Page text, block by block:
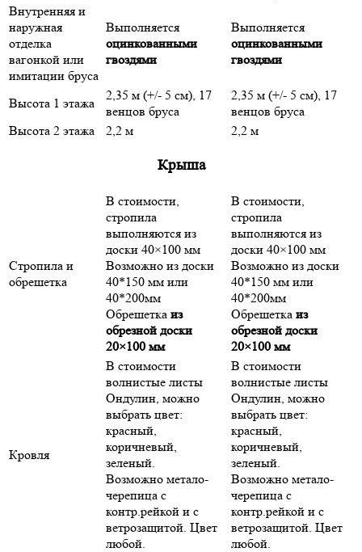
Внутренняя и
наружная
отделка
вагонкой или
имитации бруса
Выполняется
оцинкованными
гвоздями
Выполняется
оцинкованными
гвоздями
Высота 1 этажа
2,35 м (+/- 5 см), 17
венцов бруса
2,35 м (+/- 5 см), 17
венцов бруса
Высота 2 этажа
2,2 м 2,2 м
Крыша
Стропила и
обрешетка
В стоимости,
стропила
выполняются из
доски 40×100 мм
Возможно из доски
40*150 мм или
40*200мм
Обрешетка из
обрезной доски
20×100 мм
В стоимости,
стропила
выполняются из
доски 40×100 мм
Возможно из доски
40*150 мм или
40*200мм
Обрешетка из
обрезной доски
20×100 мм
Кровля
В стоимости
волнистые листы
Ондулин, можно
выбрать цвет:
красный,
коричневый,
зеленый.
Возможно метало-
черепица с
контр.рейкой и с
ветрозащитой. Цвет
любой.
В стоимости
волнистые листы
Ондулин, можно
выбрать цвет:
красный,
коричневый,
зеленый.
Возможно метало-
черепица с
контр.рейкой и с
ветрозащитой. Цвет
любой.